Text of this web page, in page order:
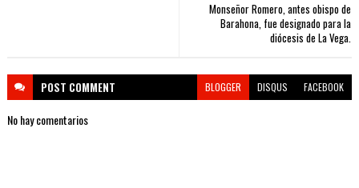
Monseñor Romero, antes obispo de
Barahona, fue designado para la
diócesis de La Vega.
POST COMMENT BLOGGER DISQUS FACEBOOK
No hay comentarios